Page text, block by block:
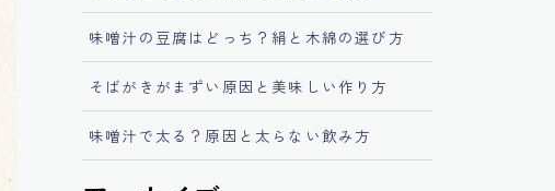
味噌汁の豆腐はどっち？絹と木綿の選び方
そばがきがまずい原因と美味しい作り方
味噌汁で太る？原因と太らない飲み方